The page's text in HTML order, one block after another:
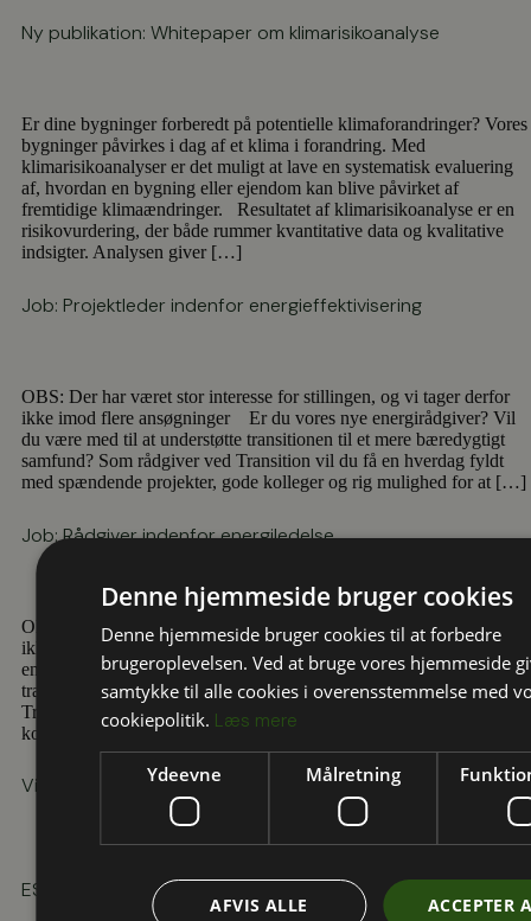
Ny publikation: Whitepaper om klimarisikoanalyse
Er dine bygninger forberedt på potentielle klimaforandringer? Vores
bygninger påvirkes i dag af et klima i forandring. Med
klimarisikoanalyser er det muligt at lave en systematisk evaluering
af, hvordan en bygning eller ejendom kan blive påvirket af
fremtidige klimaændringer. Resultatet af klimarisikoanalyse er en
risikovurdering, der både rummer kvantitative data og kvalitative
indsigter. Analysen giver […]
Job: Projektleder indenfor energieffektivisering
OBS: Der har været stor interesse for stillingen, og vi tager derfor
ikke imod flere ansøgninger Er du vores nye energirådgiver? Vil
du være med til at understøtte transitionen til et mere bæredygtigt
samfund? Som rådgiver ved Transition vil du få en hverdag fyldt
med spændende projekter, gode kolleger og rig mulighed for at […]
Job: Rådgiver indenfor energiledelse
OBS: Der har været stor interesse for stillingen, og vi tager derfor
ikke imod flere ansøgninger Er du vores nye
energiledelsesrådgiver? Vil du være med til at understøtte
transitionen til et mere bæredygtigt samfund? Som rådgiver ved
Transition vil du få en hverdag fyldt med spændende projekter, gode
kolleger og rig mulighed for at præge […]
Vi har udgivet vores første ESG-rapport
ESG-screening til SMV’er
Denne hjemmeside bruger cookies
Denne hjemmeside bruger cookies til at forbedre
brugeroplevelsen. Ved at bruge vores hjemmeside
samtykke til alle cookies i overensstemmelse med
cookiepolitik. Læs mere
Ydeevne Målretning
ACCEPTER
AFVIS ALLE